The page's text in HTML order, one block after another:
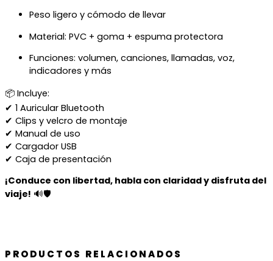
Peso ligero y cómodo de llevar
Material: PVC + goma + espuma protectora
Funciones: volumen, canciones, llamadas, voz,
indicadores y más
📦 Incluye:
✔ 1 Auricular Bluetooth
✔ Clips y velcro de montaje
✔ Manual de uso
✔ Cargador USB
✔ Caja de presentación
¡Conduce con libertad, habla con claridad y disfruta del
viaje! 🔊🛡️
PRODUCTOS RELACIONADOS